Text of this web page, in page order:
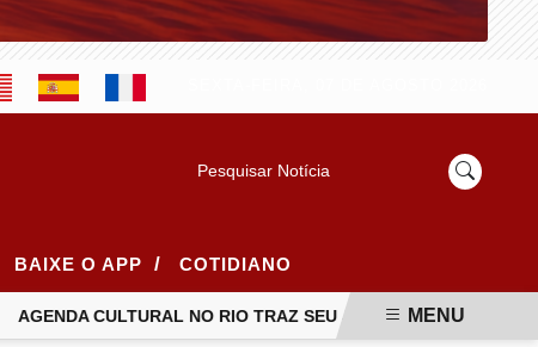
Pesquisar Notícia
BAIXE O APP / COTIDIANO
CULTURAL NO RIO TRAZ SEU JORGE, FESTIVAIS DE
MENU